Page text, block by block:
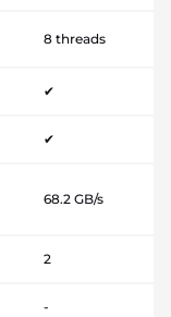
8 threads
✔
✔
68.2 GB/s
2
-